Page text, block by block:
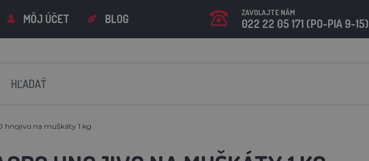
MÔJ ÚČET BLOG ZAVOLAJTE NÁM
022 22 05 171 (PO-PIA 9-15)
hnojivo na muškáty 1 kg